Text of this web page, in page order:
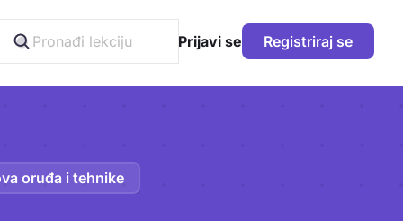
Prijavi se Registriraj se
oruđa i tehnike